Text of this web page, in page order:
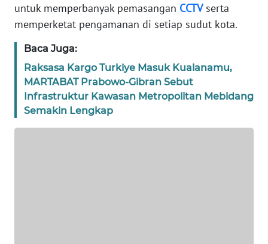
untuk memperbanyak pemasangan CCTVserta
memperketat pengamanan di setiap sudut kota.
Baca Juga:
Raksasa Kargo Turkiye Masuk Kualanamu,
MARTABAT Prabowo-Gibran Sebut
Infrastruktur Kawasan Metropolitan Mebidang
Semakin Lengkap
WN
WN
JAKARTA
WN
JABAR